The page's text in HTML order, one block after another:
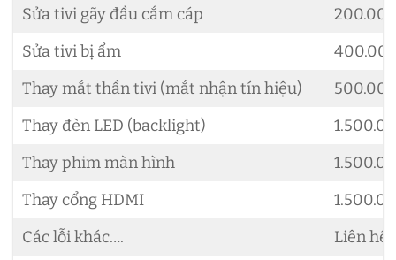
Sửa tivi gãy đầu cắm cáp
Sửa tivi bị ẩm
Thay mắt thần tivi (mắt nhận tín hiệu)
Thay đèn LED (backlight)
Thay phim màn hình
Thay cổng HDMI
Các lỗi khác….
Liên hệ